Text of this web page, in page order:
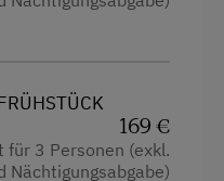
169 €
für 3 Personen (exkl.
Nächtigungsabgabe)